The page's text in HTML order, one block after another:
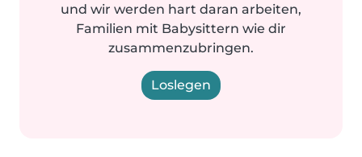
und wir werden hart daran arbeiten,
Familien mit Babysittern wie dir
zusammenzubringen.
Loslegen